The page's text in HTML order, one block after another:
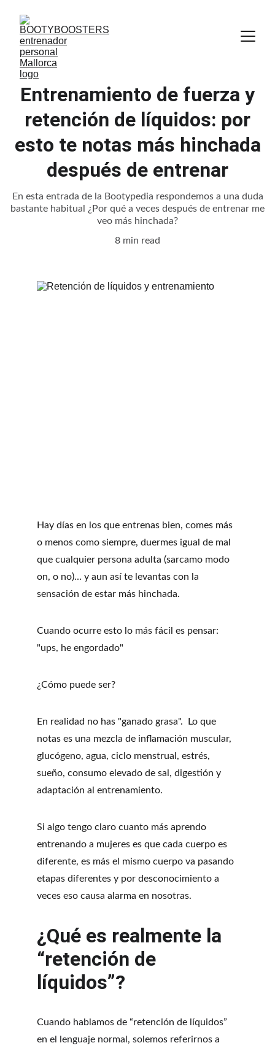
Entrenamiento de fuerza y
retención de líquidos: por
esto te notas más hinchada
después de entrenar
En esta entrada de la Bootypedia respondemos a una duda
bastante habitual ¿Por qué a veces después de entrenar me
veo más hinchada?
8 min read
Hay días en los que entrenas bien, comes más
o menos como siempre, duermes igual de mal
que cualquier persona adulta (sarcamo modo
on, o no)… y aun así te levantas con la
sensación de estar más hinchada.
Cuando ocurre esto lo más fácil es pensar:
"ups, he engordado"
¿Cómo puede ser?
En realidad no has "ganado grasa".  Lo que
notas es una mezcla de inflamación muscular,
glucógeno, agua, ciclo menstrual, estrés,
sueño, consumo elevado de sal, digestión y
adaptación al entrenamiento.
Si algo tengo claro cuanto más aprendo
entrenando a mujeres es que cada cuerpo es
diferente, es más el mismo cuerpo va pasando
etapas diferentes y por desconocimiento a
veces eso causa alarma en nosotras.
¿Qué es realmente la
“retención de
líquidos”?
Cuando hablamos de “retención de líquidos”
en el lenguaje normal, solemos referirnos a